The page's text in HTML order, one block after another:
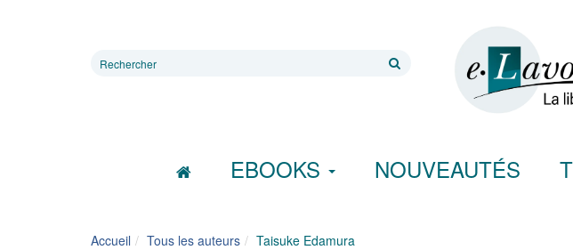
Rechercher
EBOOKS NOUVEAUTÉS
Accueil Tous les auteurs Taisuke Edamura